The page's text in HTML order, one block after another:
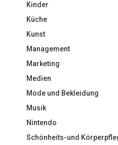
Kinder
Küche
Kunst
Management
Marketing
Medien
Mode und Bekleidung
Musik
Nintendo
Schönheits-und